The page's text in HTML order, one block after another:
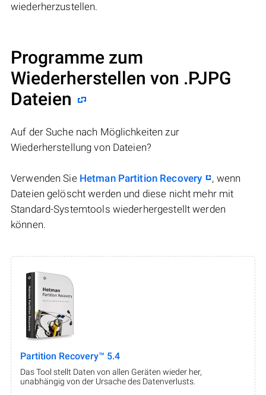
wiederherzustellen.
Programme zum
Wiederherstellen von .PJPG
Dateien
Auf der Suche nach Möglichkeiten zur
Wiederherstellung von Dateien?
Verwenden Sie Hetman Partition Recovery
, wenn
Dateien gelöscht werden und diese nicht mehr mit
Standard-Systemtools wiederhergestellt werden
können.
Partition Recovery™ 5.4
Das Tool stellt Daten von allen Geräten wieder her,
unabhängig von der Ursache des Datenverlusts.